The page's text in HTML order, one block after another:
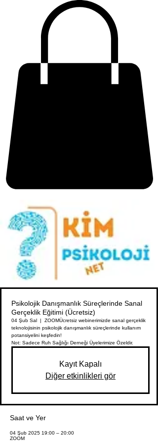
Psikolojik Danışmanlık Süreçlerinde Sanal
Gerçeklik Eğitimi (Ücretsiz)
04 Şub Sal
  |
ZOOMÜcretsiz webinerimizde sanal gerçeklik
teknolojisinin psikolojik danışmanlık süreçlerinde kullanım
potansiyelini keşfedin!
Not: Sadece Ruh Sağlığı Derneği Üyelerimize Özeldir.
Kayıt Kapalı
Diğer etkinlikleri gör
Saat ve Yer
04 Şub 2025 19:00 – 20:00
ZOOM